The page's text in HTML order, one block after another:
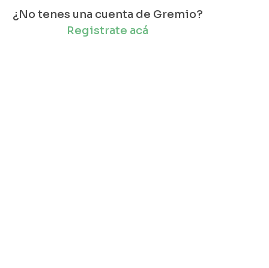
¿No tenes una cuenta de Gremio?
Registrate acá